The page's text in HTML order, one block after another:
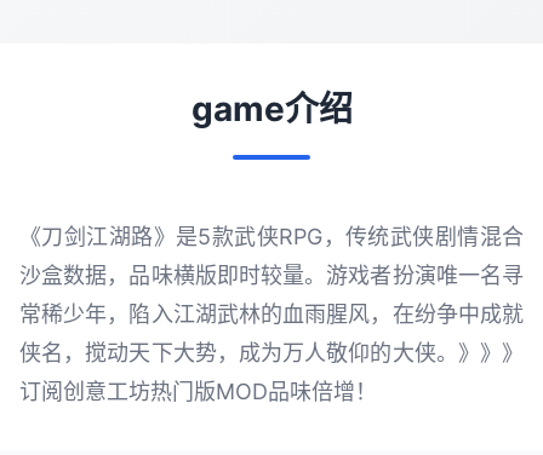
game介绍
《刀剑江湖路》是5款武侠RPG，传统武侠剧情混合
沙盒数据，品味横版即时较量。游戏者扮演唯一名寻
常稀少年，陷入江湖武林的血雨腥风，在纷争中成就
侠名，搅动天下大势，成为万人敬仰的大侠。》》》
订阅创意工坊热门版MOD品味倍增！